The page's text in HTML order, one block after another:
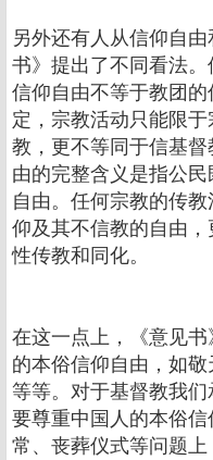
另外还有人从信仰自
书》提出了不同看法
信仰自由不等于教团
定，宗教活动只能限
教，更不等同于信基
由的完整含义是指公
自由。任何宗教的传
仰及其不信教的自由
性传教和同化。
在这一点上，《意见
的本俗信仰自由，如
等等。对于基督教我
要尊重中国人的本俗
常、丧葬仪式等问题